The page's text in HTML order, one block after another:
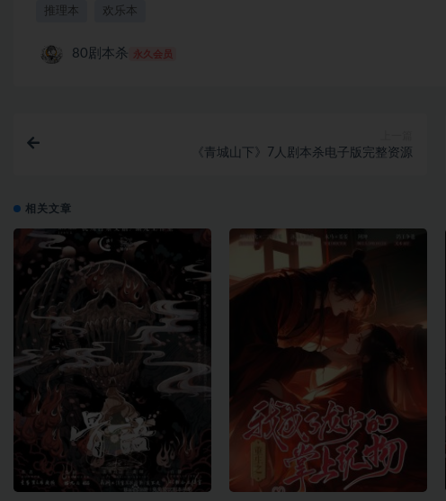
推理本 欢乐本
80剧本杀 永久会员
《青城山下》7人剧本杀电子版完整资源
相关文章